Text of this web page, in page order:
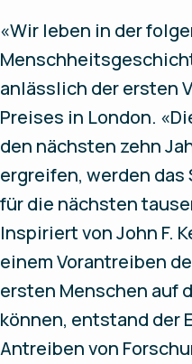
«Wir leben in der
anlässlich der ersten
Preises in London.
den nächsten zehn
ergreifen, werden
für die nächsten
Inspiriert von John F.
einem Vorantreiben
ersten Menschen auf
können, entstand der
Antreiben von